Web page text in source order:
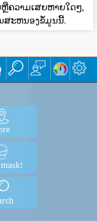
ຄວາມເສຍຫາຍໃດໆ,
ສະຫນອງຂໍ້ມູນນີ້.